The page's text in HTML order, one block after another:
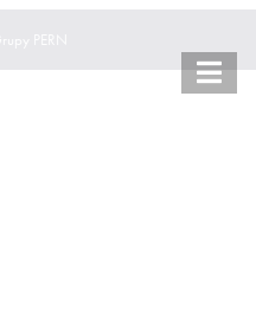
PERN